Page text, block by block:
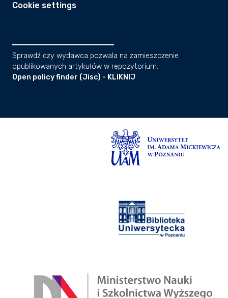
Cookie settings
Sprawdź czy wydawca pozwala na zamieszczenie
opublikowanych artykułów w repozytorium:
Open policy finder (Jisc) - KLIKNIJ